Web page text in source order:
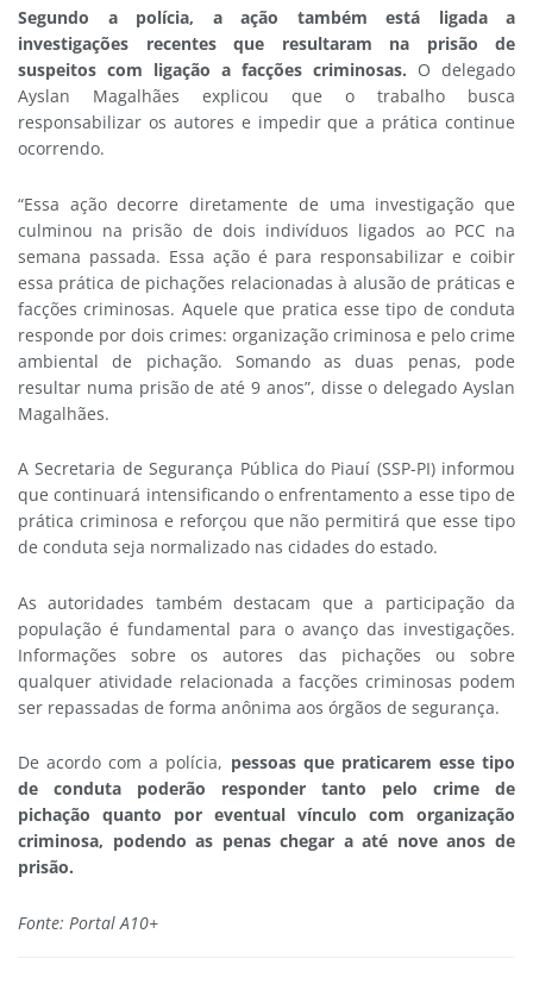
Segundo a polícia, a ação também está ligada a
investigações recentes que resultaram na prisão de
suspeitos com ligação a facções criminosas. O delegado
Ayslan Magalhães explicou que o trabalho busca
responsabilizar os autores e impedir que a prática continue
ocorrendo.
“Essa ação decorre diretamente de uma investigação que
culminou na prisão de dois indivíduos ligados ao PCC na
semana passada. Essa ação é para responsabilizar e coibir
essa prática de pichações relacionadas à alusão de práticas e
facções criminosas. Aquele que pratica esse tipo de conduta
responde por dois crimes: organização criminosa e pelo crime
ambiental de pichação. Somando as duas penas, pode
resultar numa prisão de até 9 anos”, disse o delegado Ayslan
Magalhães.
A Secretaria de Segurança Pública do Piauí (SSP-PI) informou
que continuará intensificando o enfrentamento a esse tipo de
prática criminosa e reforçou que não permitirá que esse tipo
de conduta seja normalizado nas cidades do estado.
As autoridades também destacam que a participação da
população é fundamental para o avanço das investigações.
Informações sobre os autores das pichações ou sobre
qualquer atividade relacionada a facções criminosas podem
ser repassadas de forma anônima aos órgãos de segurança.
De acordo com a polícia, pessoas que praticarem esse tipo
de conduta poderão responder tanto pelo crime de
pichação quanto por eventual vínculo com organização
criminosa, podendo as penas chegar a até nove anos de
prisão.
Fonte: Portal A10+